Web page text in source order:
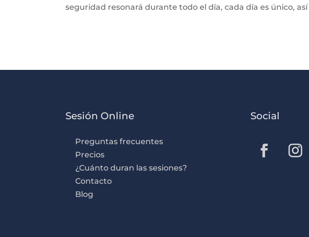
seguridad resonará durante todo el día, cada día es único,
Sesión Online
Preguntas frecuentes
Precios
¿Cuánto duran las sesiones?
Contacto
Blog
Social